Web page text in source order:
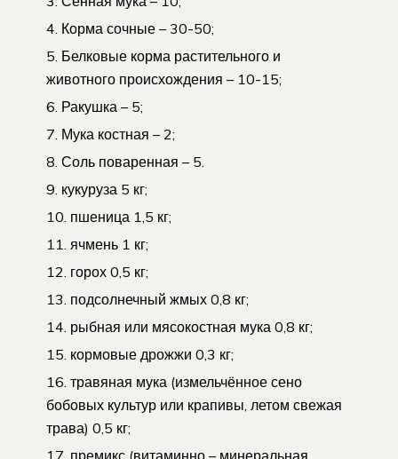
Корма сочные – 30-50;
Белковые корма растительного и
животного происхождения – 10-15;
Ракушка – 5;
Мука костная – 2;
Соль поваренная – 5.
кукуруза 5 кг;
пшеница 1,5 кг;
ячмень 1 кг;
горох 0,5 кг;
подсолнечный жмых 0,8 кг;
рыбная или мясокостная мука 0,8 кг;
кормовые дрожжи 0,3 кг;
травяная мука (измельчённое сено
бобовых культур или крапивы, летом свежая
трава) 0,5 кг;